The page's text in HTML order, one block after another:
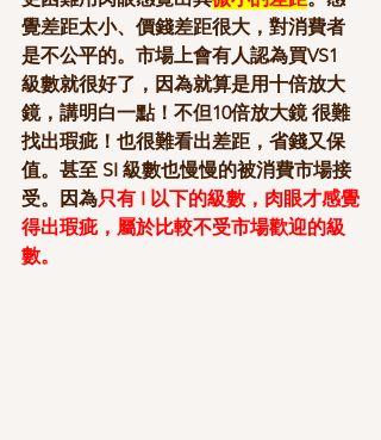
覺差距太小、價錢差距很大，對消費者
是不公平的。市場上會有人認為買VS1
級數就很好了，因為就算是用十倍放大
鏡，講明白一點！不但10倍放大鏡 很難
找出瑕疵！也很難看出差距，省錢又保
值。甚至 SI 級數也慢慢的被消費市場接
受。因為只有 I 以下的級數，肉眼才感覺
得出瑕疵，屬於比較不受市場歡迎的級
數。